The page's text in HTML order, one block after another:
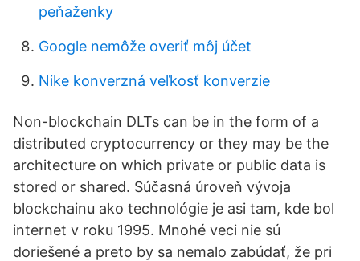
peňaženky
Google nemôže overiť môj účet
Nike konverzná veľkosť konverzie
Non-blockchain DLTs can be in the form of a
distributed cryptocurrency or they may be the
architecture on which private or public data is
stored or shared. Súčasná úroveň vývoja
blockchainu ako technológie je asi tam, kde bol
internet v roku 1995. Mnohé veci nie sú
doriešené a preto by sa nemalo zabúdať, že pri